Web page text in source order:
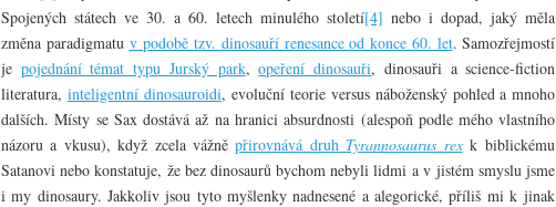
Spojených státech ve 30. a 60. letech minulého století[4] nebo i dopad, jaký měla
změna paradigmatu v podobě tzv. dinosauří renesance od konce 60. let. Samozřejmostí
je pojednání témat typu Jurský park,opeření dinosauři, dinosauři a science-fiction
literatura, inteligentní dinosauroidi, evoluční teorie versus náboženský pohled a mnoho
dalších. Místy se Sax dostává až na hranici absurdnosti (alespoň podle mého vlastního
názoru a vkusu), když zcela vážněpřirovnává druh Tyrannosaurus rexk biblickému
Satanovi nebo konstatuje, že bez dinosaurů bychom nebyli lidmi a v jistém smyslu jsme
i my dinosaury. Jakkoliv jsou tyto myšlenky nadnesené a alegorické, příliš mi k jinak